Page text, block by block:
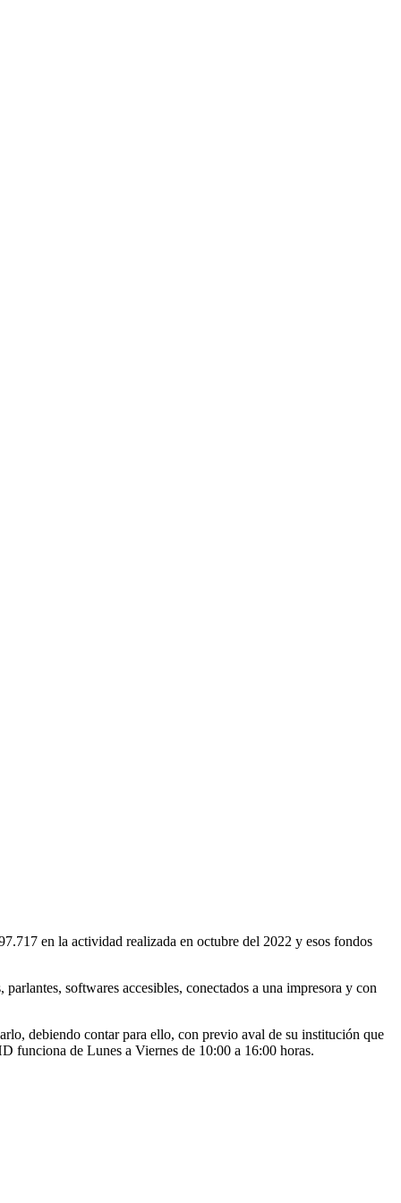
en la actividad realizada en octubre del 2022 y esos fondos
softwares accesibles, conectados a una impresora y con
debiendo contar para ello, con previo aval de su institución que
funciona de Lunes a Viernes de 10:00 a 16:00 horas.